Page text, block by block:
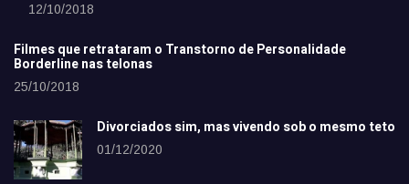
12/10/2018
Filmes que retrataram o Transtorno de Personalidade
Borderline nas telonas
25/10/2018
Divorciados sim, mas vivendo sob o mesmo teto
01/12/2020